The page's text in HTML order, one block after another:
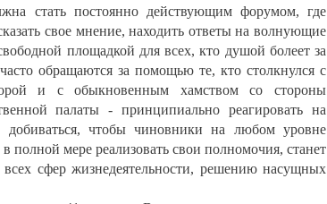
стать постоянно действующим форумом, где
свое мнение, находить ответы на волнующие
площадкой для всех, кто душой болеет за
обращаются за помощью те, кто столкнулся с
и с обыкновенным хамством со стороны
палаты - принципиально реагировать на
чтобы чиновники на любом уровне
мере реализовать свои полномочия, станет
сфер жизнедеятельности, решению насущных